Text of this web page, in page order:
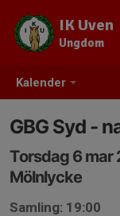
Kalender
IK Uven
Ungdom
GBG Syd -
Torsdag 6
Mölnlycke
Samling: 19:00